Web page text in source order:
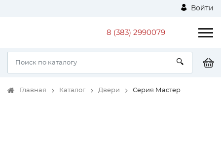
Войти
8 (383) 2990079
Главная Каталог Двери Серия Мастер